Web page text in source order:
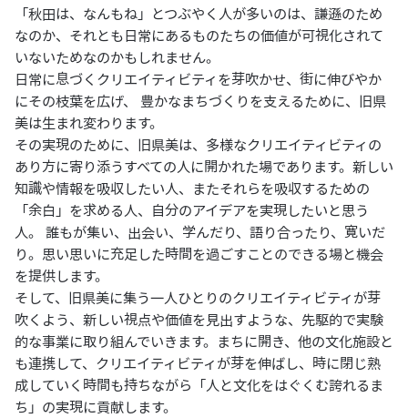
「秋田は、なんもね」とつぶやく人が多いのは、謙遜のため
なのか、それとも日常にあるものたちの価値が可視化されて
いないためなのかもしれません。
日常に息づくクリエイティビティを芽吹かせ、街に伸びやか
にその枝葉を広げ、 豊かなまちづくりを支えるために、旧県
美は生まれ変わります。
その実現のために、旧県美は、多様なクリエイティビティの
あり方に寄り添うすべての人に開かれた場であります。新しい
知識や情報を吸収したい人、またそれらを吸収するための
「余白」を求める人、自分のアイデアを実現したいと思う
人。 誰もが集い、出会い、学んだり、語り合ったり、寛いだ
り。思い思いに充足した時間を過ごすことのできる場と機会
を提供します。
そして、旧県美に集う一人ひとりのクリエイティビティが芽
吹くよう、新しい視点や価値を見出すような、先駆的で実験
的な事業に取り組んでいきます。まちに開き、他の文化施設と
も連携して、クリエイティビティが芽を伸ばし、時に閉じ熟
成していく時間も持ちながら「人と文化をはぐくむ誇れるま
ち」の実現に貢献します。